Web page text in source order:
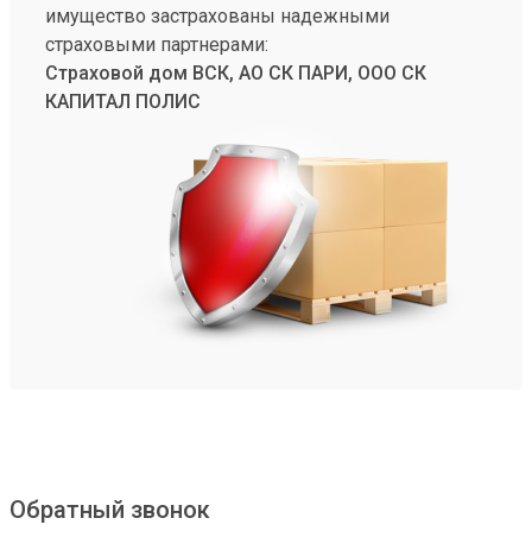
имущество застрахованы надежными
страховыми партнерами:
Страховой дом ВСК, АО СК ПАРИ, ООО СК
КАПИТАЛ ПОЛИС
Обратный звонок